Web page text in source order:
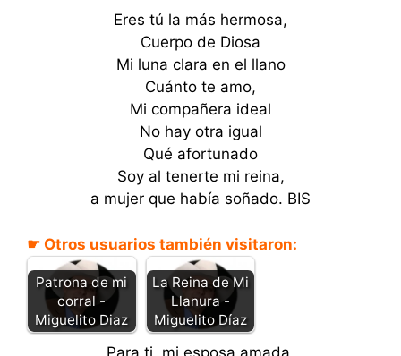
Eres tú la más hermosa,
Cuerpo de Diosa
Mi luna clara en el llano
Cuánto te amo,
Mi compañera ideal
No hay otra igual
Qué afortunado
Soy al tenerte mi reina,
a mujer que había soñado. BIS
☛ Otros usuarios también visitaron:
Patrona de mi
corral -
Miguelito Diaz
La Reina de Mi
Llanura -
Miguelito Díaz